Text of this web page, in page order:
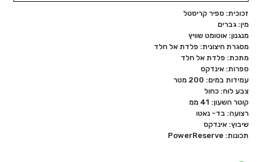
זכוכית: ספיר קריסטל
מין: גברים
מנגנון: אוטומט שוויץ
מסגרת חיצונית: פלדת אל חלד
מתכת: פלדת אל חלד
ספרות: אינדקס
עמידות במים: 200 מטר
צבע לוח: כחול
קוטר השעון: 41 ממ
רצועה: בד- נאטו
שיבוץ: אינדקס
תכונות: PowerReserve